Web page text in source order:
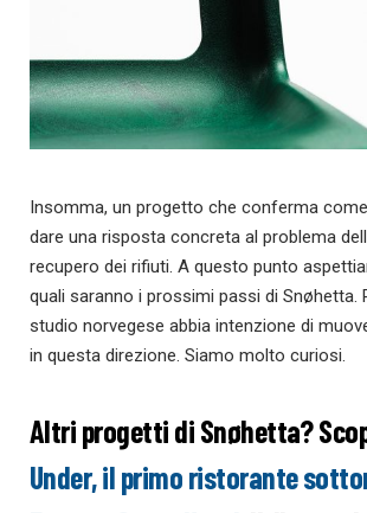
Insomma, un progetto che conferma
dare una risposta concreta al problema
recupero dei rifiuti. A questo punto
quali saranno i prossimi passi di Snøhetta.
studio norvegese abbia intenzione di
in questa direzione. Siamo molto curiosi.
Altri progetti di Snøhetta?
Under, il primo ristorante